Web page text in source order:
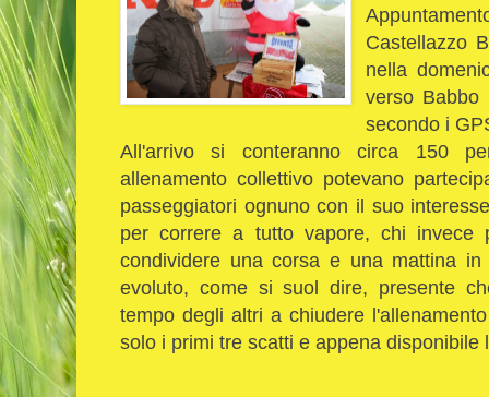
Castellazzo
nella
verso
secondo i
All'arrivo si conteranno circa 150
allenamento collettivo potevano
passeggiatori ognuno con il suo
per correre a tutto vapore, chi invece
condividere una corsa e una mattina
evoluto, come si suol dire, presente
tempo degli altri a chiudere
solo i primi tre scatti e appena